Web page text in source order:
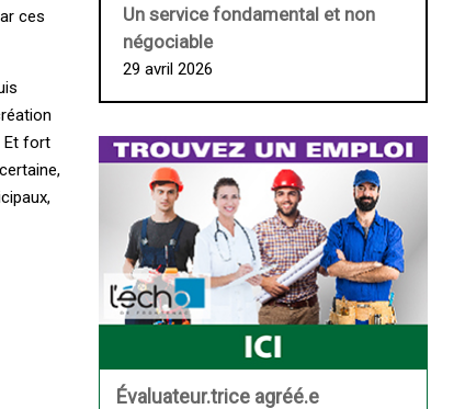
ces
Et fort
Un service fondamental et non
négociable
29 avril 2026
Évaluateur.trice agréé.e